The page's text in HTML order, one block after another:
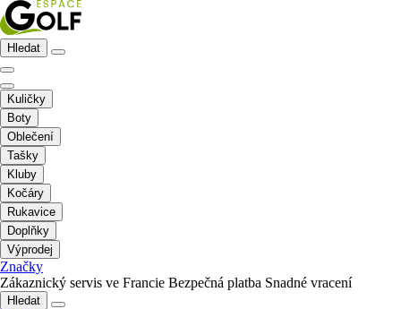
Hledat
Kuličky
Boty
Oblečení
Tašky
Kluby
Kočáry
Rukavice
Doplňky
Výprodej
Značky
Zákaznický servis ve Francie Bezpečná platba Snadné vracení
Hledat